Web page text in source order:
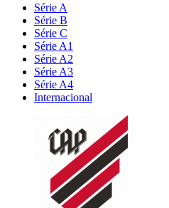
Série A
Série B
Série C
Série A1
Série A2
Série A3
Série A4
Internacional